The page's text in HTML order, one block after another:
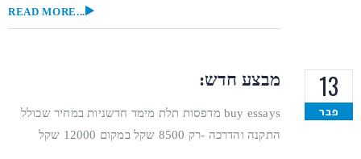
READ MORE...
13
פבר
מבצע חדש:
buy essays מדפסות תלת מימד חדשניות במחיר שכולל
התקנה והדרכה -רק 8500 שקל במקום 12000 שקל